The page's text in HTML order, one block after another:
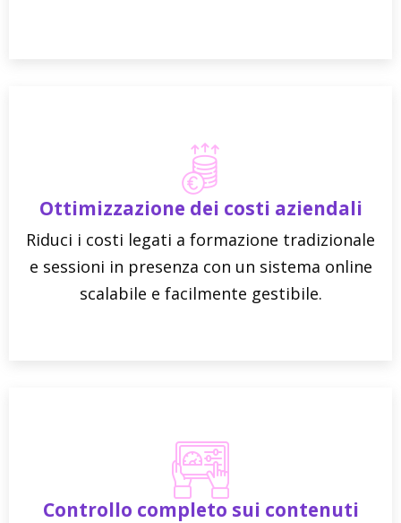
Ottimizzazione dei costi aziendali
Riduci i costi legati a formazione tradizionale
e sessioni in presenza con un sistema online
scalabile e facilmente gestibile.
Controllo completo sui contenuti